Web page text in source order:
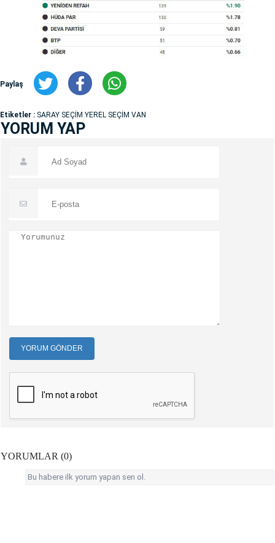
Paylaş
Etiketler : SARAY SEÇİM YEREL SEÇİM VAN
YORUM YAP
YORUM GÖNDER
YORUMLAR (0)
Bu habere ilk yorum yapan sen ol.